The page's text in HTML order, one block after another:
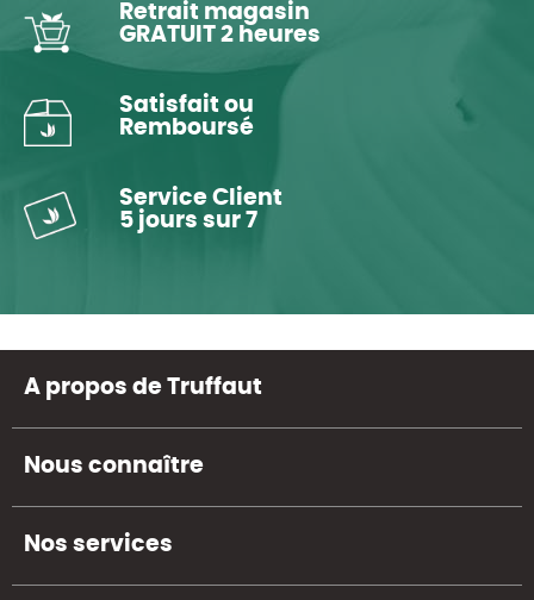
Retrait magasin
GRATUIT 2 heures
Satisfait ou
Remboursé
Service Client
5 jours sur 7
A propos de Truffaut
Nous connaître
Nos services